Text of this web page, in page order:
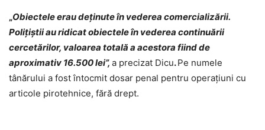
„Obiectele erau deținute în vederea comercializării.
Polițiștii au ridicat obiectele în vederea continuării
cercetărilor, valoarea totală a acestora fiind de
aproximativ 16.500 lei”, a precizat Dicu.Pe numele
tânărului a fost întocmit dosar penal pentru operațiuni cu
articole pirotehnice, fără drept.